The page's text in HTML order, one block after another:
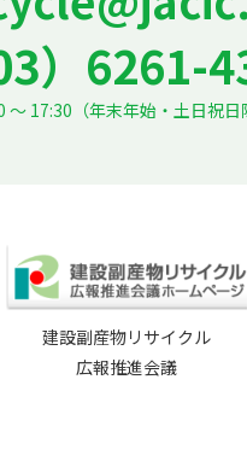
03）6261-
～ 17:30（年末年始・土日祝日
建設副産物リサイクル
広報推進会議